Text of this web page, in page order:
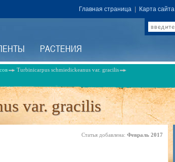
Главная страница Карта сайта
РАСТЕНИЯ
Turbinicarpus schmiedickeanus var. gracilis
var. gracilis
Статья добавлена: Февраль 2017